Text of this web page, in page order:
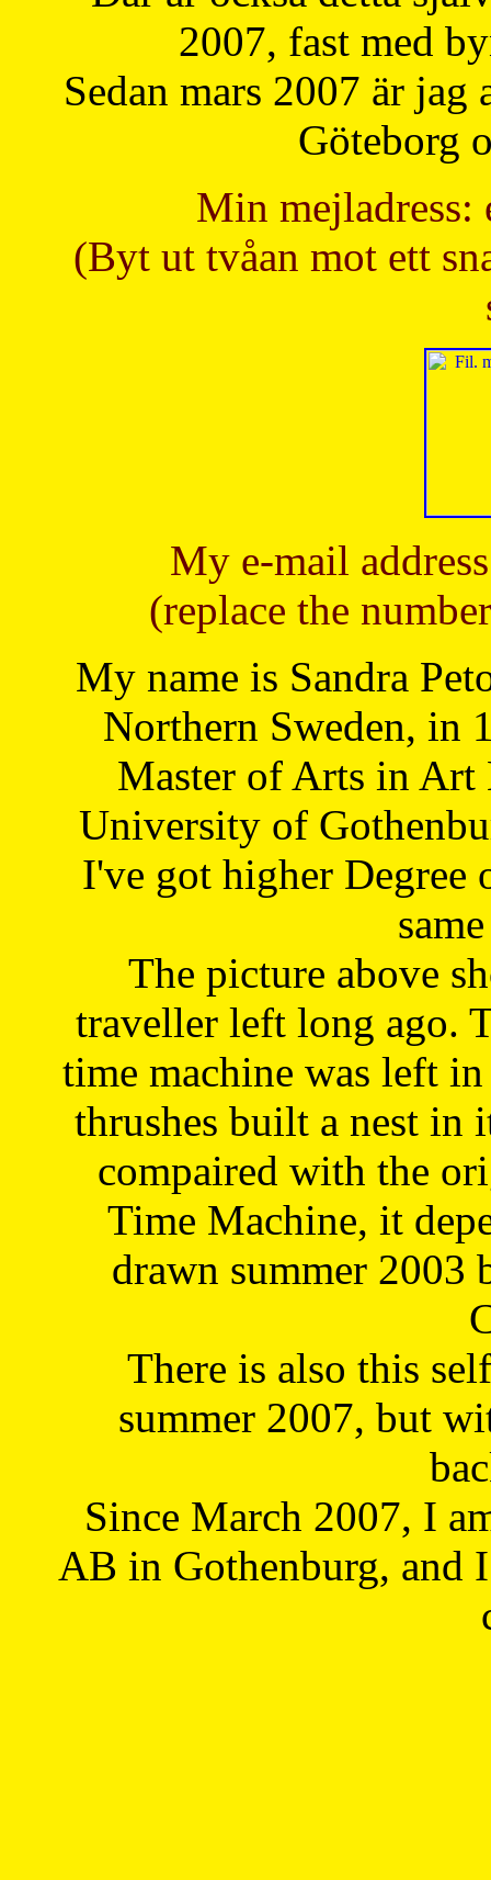
2007, fast med
Sedan mars 2007 är
Göteborg
Min mejladress:
(Byt ut tvåan mot ett
My e-mail
(replace the
My name is Sandra
Northern Sweden, in
Master of Arts in Art
University of
I've got higher Degree
The picture above
traveller left long ago.
time machine was left
thrushes built a nest in
compaired with the
Time Machine, it
drawn summer 2003
There is also this
summer 2007, but
Since March 2007, I
AB in Gothenburg, and